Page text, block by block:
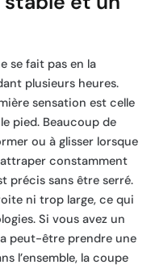
se fait pas en la
plusieurs heures.
sensation est celle
pied. Beaucoup de
ou à glisser lorsque
constamment
précis sans être serré.
ni trop large, ce qui
Si vous avez un
peut-être prendre une
l’ensemble, la coupe